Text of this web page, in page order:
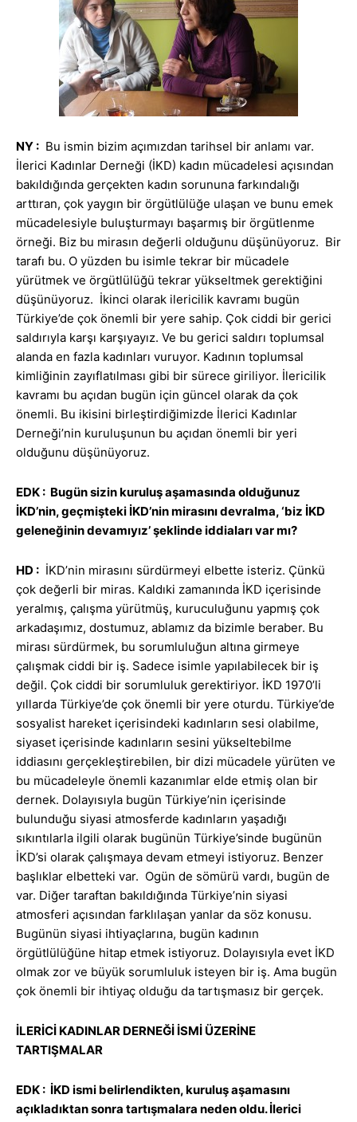
NY : Bu ismin bizim açımızdan tarihsel bir anlamı var.
İlerici Kadınlar Derneği (İKD) kadın mücadelesi açısından
bakıldığında gerçekten kadın sorununa farkındalığı
arttıran, çok yaygın bir örgütlülüğe ulaşan ve bunu emek
mücadelesiyle buluşturmayı başarmış bir örgütlenme
örneği. Biz bu mirasın değerli olduğunu düşünüyoruz. Bir
tarafı bu. O yüzden bu isimle tekrar bir mücadele
yürütmek ve örgütlülüğü tekrar yükseltmek gerektiğini
düşünüyoruz. İkinci olarak ilericilik kavramı bugün
Türkiye’de çok önemli bir yere sahip. Çok ciddi bir gerici
saldırıyla karşı karşıyayız. Ve bu gerici saldırı toplumsal
alanda en fazla kadınları vuruyor. Kadının toplumsal
kimliğinin zayıflatılması gibi bir sürece giriliyor. İlericilik
kavramı bu açıdan bugün için güncel olarak da çok
önemli. Bu ikisini birleştirdiğimizde İlerici Kadınlar
Derneği’nin kuruluşunun bu açıdan önemli bir yeri
olduğunu düşünüyoruz.
EDK : Bugün sizin kuruluş aşamasında olduğunuz
İKD’nin, geçmişteki İKD’nin mirasını devralma, ‘biz İKD
geleneğinin devamıyız’ şeklinde iddiaları var mı?
HD : İKD’nin mirasını sürdürmeyi elbette isteriz. Çünkü
çok değerli bir miras. Kaldıki zamanında İKD içerisinde
yeralmış, çalışma yürütmüş, kuruculuğunu yapmış çok
arkadaşımız, dostumuz, ablamız da bizimle beraber. Bu
mirası sürdürmek, bu sorumluluğun altına girmeye
çalışmak ciddi bir iş. Sadece isimle yapılabilecek bir iş
değil. Çok ciddi bir sorumluluk gerektiriyor. İKD 1970’li
yıllarda Türkiye’de çok önemli bir yere oturdu. Türkiye’de
sosyalist hareket içerisindeki kadınların sesi olabilme,
siyaset içerisinde kadınların sesini yükseltebilme
iddiasını gerçekleştirebilen, bir dizi mücadele yürüten ve
bu mücadeleyle önemli kazanımlar elde etmiş olan bir
dernek. Dolayısıyla bugün Türkiye’nin içerisinde
bulunduğu siyasi atmosferde kadınların yaşadığı
sıkıntılarla ilgili olarak bugünün Türkiye’sinde bugünün
İKD’si olarak çalışmaya devam etmeyi istiyoruz. Benzer
başlıklar elbetteki var. Ogün de sömürü vardı, bugün de
var. Diğer taraftan bakıldığında Türkiye’nin siyasi
atmosferi açısından farklılaşan yanlar da söz konusu.
Bugünün siyasi ihtiyaçlarına, bugün kadının
örgütlülüğüne hitap etmek istiyoruz. Dolayısıyla evet İKD
olmak zor ve büyük sorumluluk isteyen bir iş. Ama bugün
çok önemli bir ihtiyaç olduğu da tartışmasız bir gerçek.
İLERİCİ KADINLAR DERNEĞİ İSMİ ÜZERİNE
TARTIŞMALAR
EDK : İKD ismi belirlendikten, kuruluş aşamasını
açıkladıktan sonra tartışmalara neden oldu. İlerici